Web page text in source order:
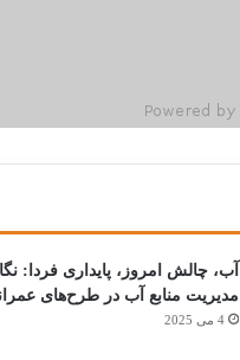
آب، چالش امروز، پایداری فردا:
مدیریت منابع آب در طرح‌های
4 می 2025